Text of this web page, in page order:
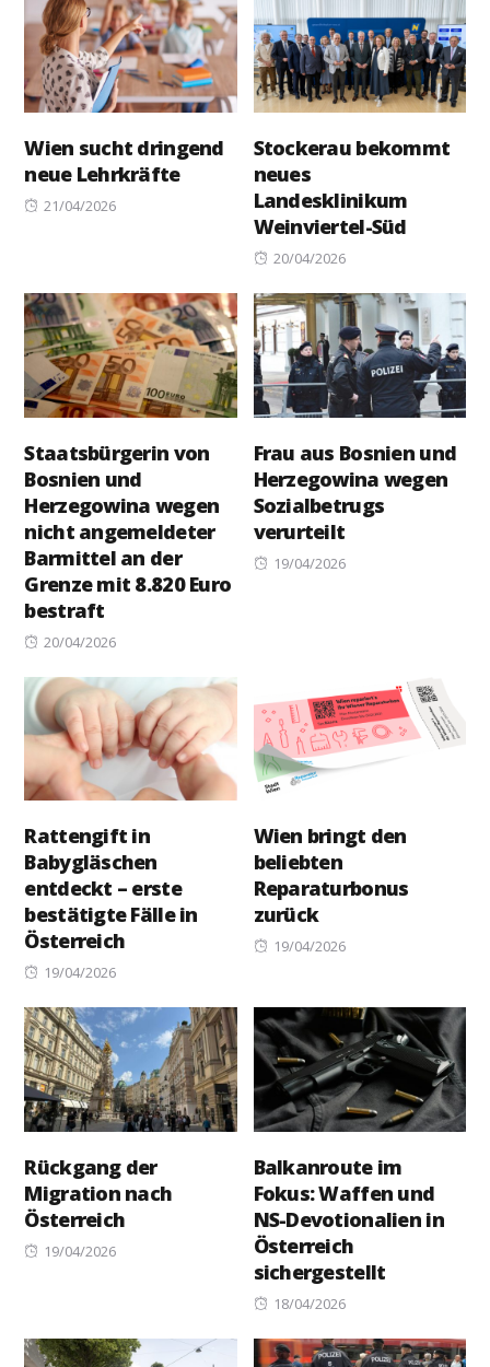
Wien sucht dringend
neue Lehrkräfte
Posted
21/04/2026
Stockerau bekommt
neues
Landesklinikum
Weinviertel-Süd
Posted
20/04/2026
Staatsbürgerin von
Bosnien und
Herzegowina wegen
nicht angemeldeter
Barmittel an der
Grenze mit 8.820 Euro
bestraft
Posted
20/04/2026
Frau aus Bosnien und
Herzegowina wegen
Sozialbetrugs
verurteilt
Posted
19/04/2026
Rattengift in
Babygläschen
entdeckt – erste
bestätigte Fälle in
Österreich
Posted
19/04/2026
Wien bringt den
beliebten
Reparaturbonus
zurück
Posted
19/04/2026
Rückgang der
Migration nach
Österreich
Posted
19/04/2026
Balkanroute im
Fokus: Waffen und
NS-Devotionalien in
Österreich
sichergestellt
Posted
18/04/2026